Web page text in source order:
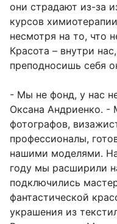
они страдают из-за
курсов
несмотря на то, что
Красота – внутри
преподносишь себя
- Мы не фонд, у нас
Оксана Андриенко. -
фотографов,
профессионалы,
нашими моделями.
году мы расширили
подключились
фантастической
украшения из